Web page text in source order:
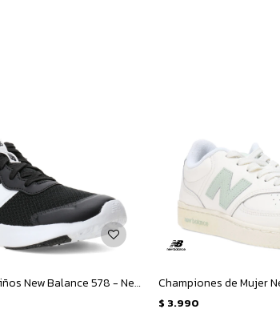
Championes de Niños New Balance 578 - Negro - Blanco
$ 3.990